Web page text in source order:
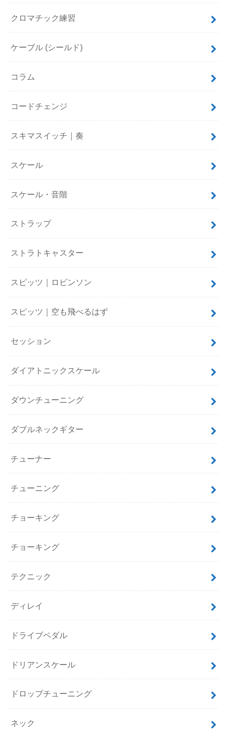
クロマチック練習
ケーブル (シールド)
コラム
コードチェンジ
スキマスイッチ｜奏
スケール
スケール・音階
ストラップ
ストラトキャスター
スピッツ｜ロビンソン
スピッツ｜空も飛べるはず
セッション
ダイアトニックスケール
ダウンチューニング
ダブルネックギター
チューナー
チューニング
チョーキング
チョーキング
テクニック
ディレイ
ドライブペダル
ドリアンスケール
ドロップチューニング
ネック